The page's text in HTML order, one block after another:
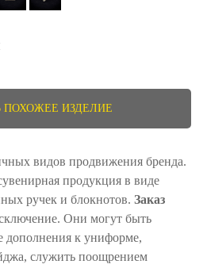
ПОХОЖЕЕ ИЗДЕЛИЕ
видов продвижения бренда.
продукция в виде
ручек и блокнотов. Заказ
Они могут быть
дополнения к униформе,
служить поощрением